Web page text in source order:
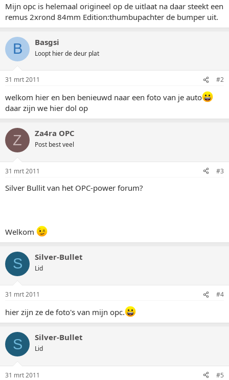
Mijn opc is helemaal origineel op de uitlaat na daar steekt een
remus 2xrond 84mm Edition:thumbupachter de bumper uit.
B Basgsi
Loopt hier de deur plat
31 mrt 2011 #2
welkom hier en ben benieuwd naar een foto van je auto
daar zijn we hier dol op
Z Za4ra OPC
Post best veel
31 mrt 2011 #3
Silver Bullit van het OPC-power forum?
Welkom
S Silver-Bullet
Lid
31 mrt 2011 #4
hier zijn ze de foto's van mijn opc.
S Silver-Bullet
Lid
31 mrt 2011 #5